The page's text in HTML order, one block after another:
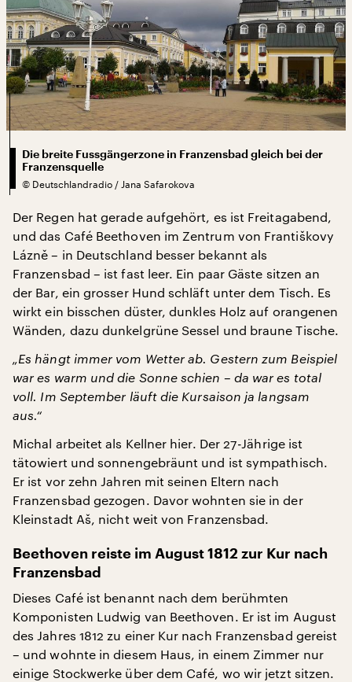
Die breite Fussgängerzone in Franzensbad gleich bei der
Franzensquelle
© Deutschlandradio / Jana Safarokova
Der Regen hat gerade aufgehört, es ist Freitagabend,
und das Café Beethoven im Zentrum von Františkovy
Lázně – in Deutschland besser bekannt als
Franzensbad – ist fast leer. Ein paar Gäste sitzen an
der Bar, ein grosser Hund schläft unter dem Tisch. Es
wirkt ein bisschen düster, dunkles Holz auf orangenen
Wänden, dazu dunkelgrüne Sessel und braune Tische.
„Es hängt immer vom Wetter ab. Gestern zum Beispiel
war es warm und die Sonne schien – da war es total
voll. Im September läuft die Kursaison ja langsam
aus.“
Michal arbeitet als Kellner hier. Der 27-Jährige ist
tätowiert und sonnengebräunt und ist sympathisch.
Er ist vor zehn Jahren mit seinen Eltern nach
Franzensbad gezogen. Davor wohnten sie in der
Kleinstadt Aš, nicht weit von Franzensbad.
Beethoven reiste im August 1812 zur Kur nach
Franzensbad
Dieses Café ist benannt nach dem berühmten
Komponisten Ludwig van Beethoven. Er ist im August
des Jahres 1812 zu einer Kur nach Franzensbad gereist
– und wohnte in diesem Haus, in einem Zimmer nur
einige Stockwerke über dem Café, wo wir jetzt sitzen.